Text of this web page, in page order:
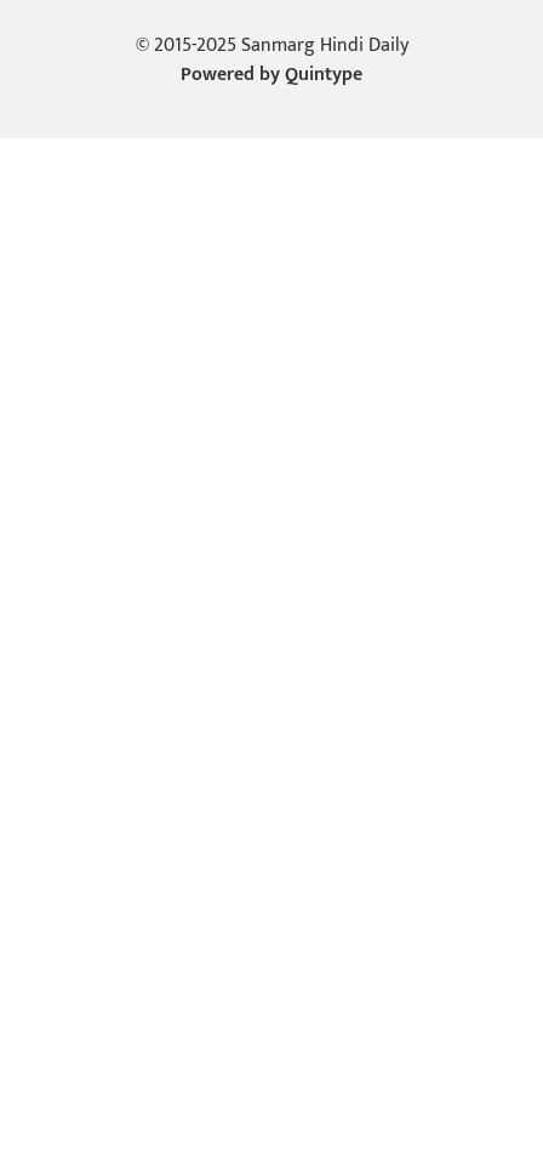
© 2015-2025 Sanmarg Hindi Daily
Powered byQuintype